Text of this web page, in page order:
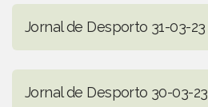
Jornal de Desporto 31-03-23
Jornal de Desporto 30-03-23